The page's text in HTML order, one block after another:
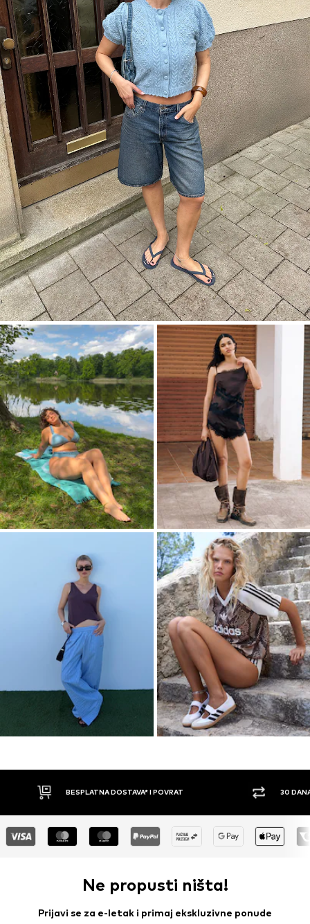
30 DANA PRAVO NA POVRAT
Ne propusti ništa!
Prijavi se za e-letak i primaj ekskluzivne ponude